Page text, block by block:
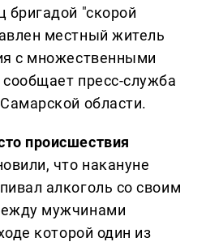
бригадой "скорой
местный житель
с множественными
пресс-служба
области.
происшествия
что накануне
алкоголь со своим
мужчинами
которой один из